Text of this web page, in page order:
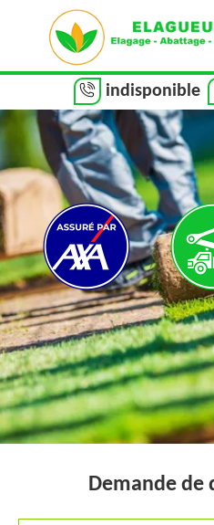
indisponible
Demande de